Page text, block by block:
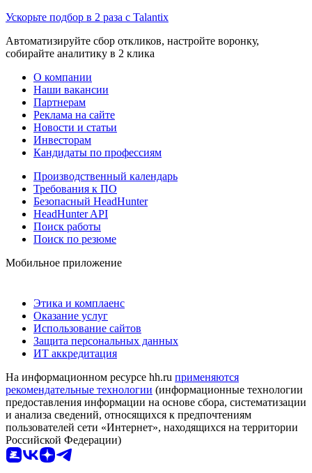
Ускорьте подбор в 2 раза с Talantix
Автоматизируйте сбор откликов, настройте воронку,
собирайте аналитику в 2 клика
О компании
Наши вакансии
Партнерам
Реклама на сайте
Новости и статьи
Инвесторам
Кандидаты по профессиям
Производственный календарь
Требования к ПО
Безопасный HeadHunter
HeadHunter API
Поиск работы
Поиск по резюме
Мобильное приложение
Этика и комплаенс
Оказание услуг
Использование сайтов
Защита персональных данных
ИТ аккредитация
На информационном ресурсе hh.ru применяются
рекомендательные технологии (информационные технологии
предоставления информации на основе сбора, систематизации
и анализа сведений, относящихся к предпочтениям
пользователей сети «Интернет», находящихся на территории
Российской Федерации)